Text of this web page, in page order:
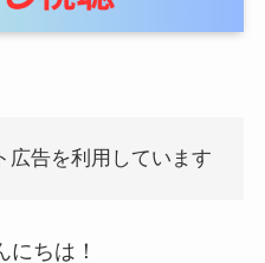
広告を利用しています
ちは！